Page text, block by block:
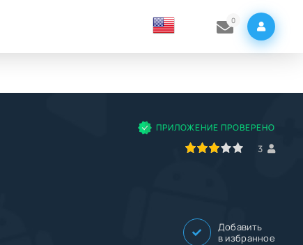
0
ПРИЛОЖЕНИЕ ПРОВЕРЕНО
3
Добавить
в избранное